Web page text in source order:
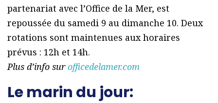
partenariat avec l’Office de la Mer, est
repoussée du samedi 9 au dimanche 10. Deux
rotations sont maintenues aux horaires
prévus : 12h et 14h.
Plus d’info surofficedelamer.com
Le marin du jour: